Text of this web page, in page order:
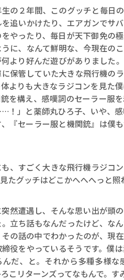
の２年間、このグッチと毎日
追いかけたり、エアガンでサ
やったり、毎日が天下御免の
に、なんて鮮明な、今現在の
より好んだ遊びがありました
保管していた大きな飛行機の
よりも大きなラジコンを見た
を構え、感嘆詞のセーラー服
！」と薬師丸ひろ子、いや、
『セーラー服と機関銃』は僕
、すごく大きな飛行機ラジコ
たグッチはどこかへへへっと照
然遭遇し、そんな思い出が頭
立ち話もなんだったけど、な
その話の中でわかったのが、現
役をやっているそうです。
だ、と。それから多種多様
こリターンズってなもんで。す